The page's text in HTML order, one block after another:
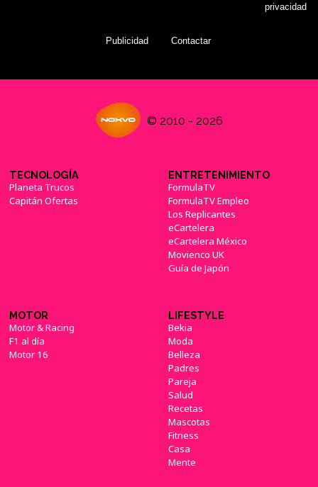
privacidad
Publicidad Contactar
© 2010 - 2026
TECNOLOGÍA
Planeta Trucos
Capitán Ofertas
ENTRETENIMIENTO
FormulaTV
FormulaTV Empleo
Los Replicantes
eCartelera
eCartelera México
Movienco UK
Guía de Japón
MOTOR
Motor & Racing
F1 al día
Motor 16
LIFESTYLE
Bekia
Moda
Belleza
Padres
Pareja
Salud
Recetas
Mascotas
Fitness
Casa
Mente